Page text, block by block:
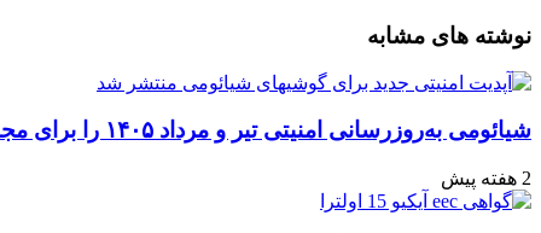
آپ
گذاری
ایمیل
نوشته های مشابه
شیائومی به‌روزرسانی امنیتی تیر و مرداد ۱۴۰۵ را برای مجموعه‌ای از دستگاه‌ها منتشر کرد: تعهد به امنیت سایبری
2 هفته پیش